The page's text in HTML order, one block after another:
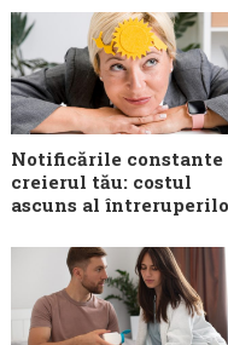
Notificările constante
creierul tău: costul
ascuns al